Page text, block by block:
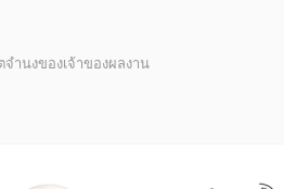
ำนงของเจ้าของผลงาน